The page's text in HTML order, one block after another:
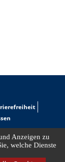
Anzeigen zu
welche Dienste